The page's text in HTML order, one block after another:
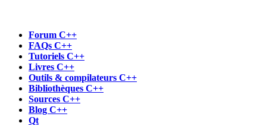
Forum C++
FAQs C++
Tutoriels C++
Livres C++
Outils & compilateurs C++
Bibliothèques C++
Sources C++
Blog C++
Qt